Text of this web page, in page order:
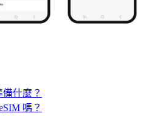
什麼？
嗎？